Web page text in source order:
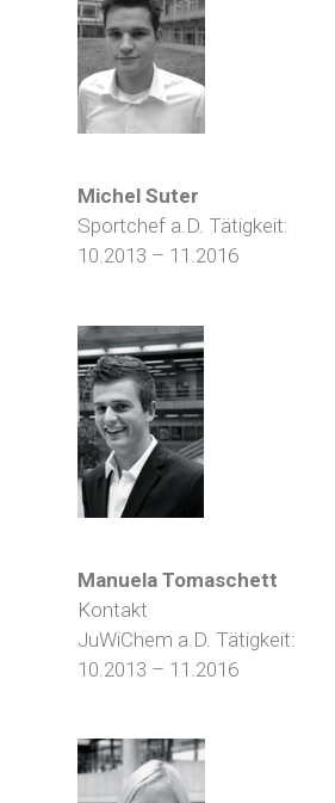
Michel Suter
Sportchef a.D. Tätigkeit:
10.2013 – 11.2016
Manuela Tomaschett
Kontakt
JuWiChem a.D. Tätigkeit:
10.2013 – 11.2016